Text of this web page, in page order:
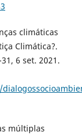
climáticas
Climática?.
6 set. 2021.
múltiplas